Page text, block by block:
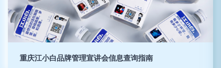
重庆江小白品牌管理宣讲会信息查询指南